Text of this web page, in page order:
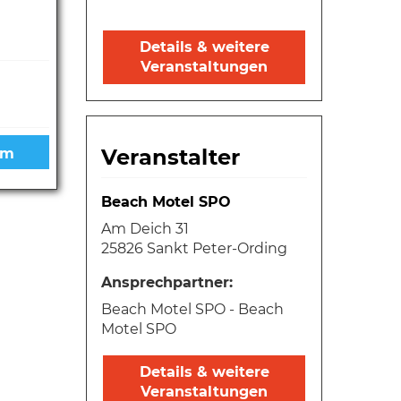
Details & weitere
Veranstaltungen
Veranstalter
Beach Motel SPO
Am Deich 31
25826 Sankt Peter-Ording
Ansprechpartner:
Beach Motel SPO - Beach
Motel SPO
Details & weitere
Veranstaltungen